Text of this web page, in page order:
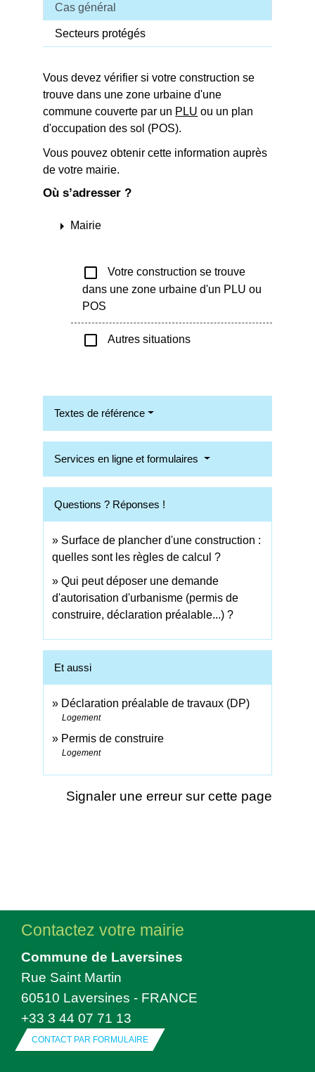
Cas général
Secteurs protégés
Vous devez vérifier si votre construction se
trouve dans une zone urbaine d'une
commune couverte par un PLU ou un plan
d'occupation des sol (POS).
Vous pouvez obtenir cette information auprès
de votre mairie.
Où s’adresser ?
arrow_right Mairie
check_box_outline_blank
Votre construction se trouve
dans une zone urbaine d'un PLU ou
POS
check_box_outline_blank Autres situations
Textes de référence
Services en ligne et formulaires
Questions ? Réponses !
Surface de plancher d'une construction :
quelles sont les règles de calcul ?
Qui peut déposer une demande
d'autorisation d'urbanisme (permis de
construire, déclaration préalable...) ?
Et aussi
Déclaration préalable de travaux (DP)
Logement
Permis de construire
Logement
Signaler une erreur sur cette page
Contactez votre mairie
Commune de Laversines
Rue Saint Martin
60510 Laversines - FRANCE
+33 3 44 07 71 13
CONTACT PAR FORMULAIRE